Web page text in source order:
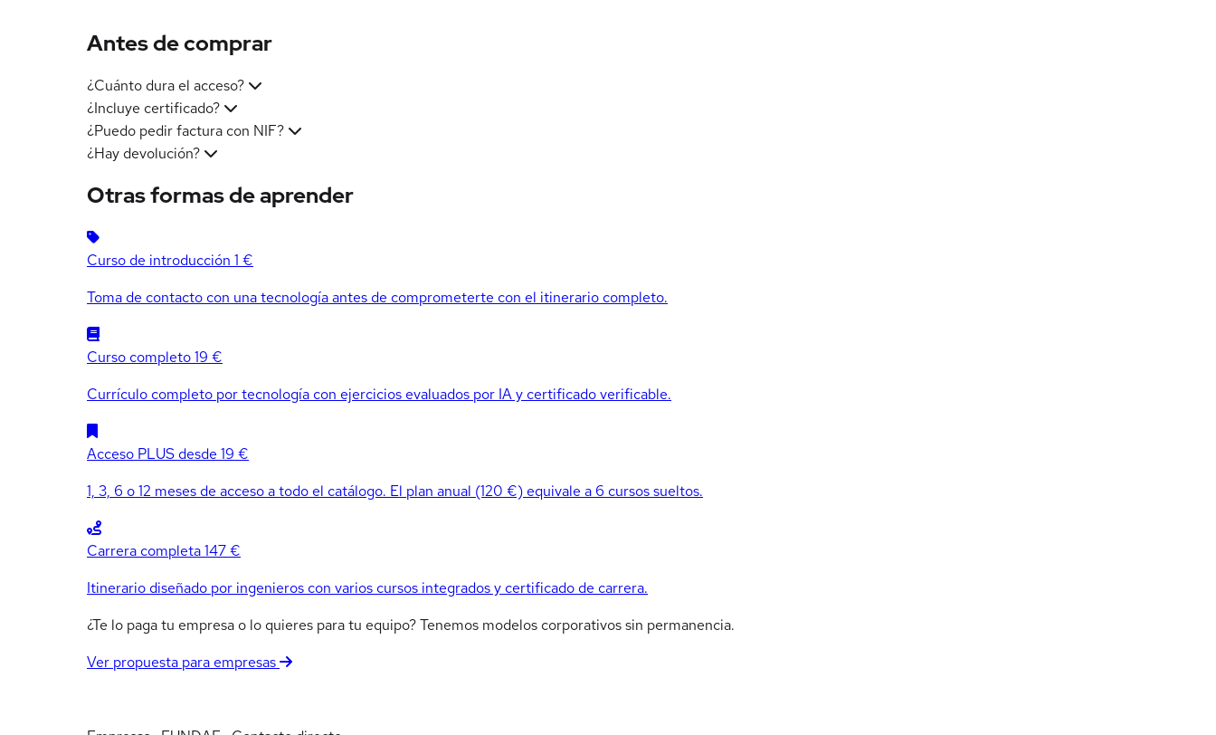
Antes de comprar
¿Cuánto dura el acceso?
¿Incluye certificado?
¿Puedo pedir factura con NIF?
¿Hay devolución?
Otras formas de aprender
Curso de introducción 1 €
Toma de contacto con una tecnología antes de comprometerte con el itinerario completo.
Curso completo19 €
Currículo completo por tecnología con ejercicios evaluados por IA y certificado verificable.
Acceso PLUS desde 19 €
1, 3, 6 o 12 meses de acceso a todo el catálogo. El plan anual (120 €) equivale a 6 cursos sueltos.
Carrera completa147 €
Itinerario diseñado por ingenieros con varios cursos integrados y certificado de carrera.
¿Te lo paga tu empresa o lo quieres para tu equipo? Tenemos modelos corporativos sin permanencia.
Ver propuesta para empresas